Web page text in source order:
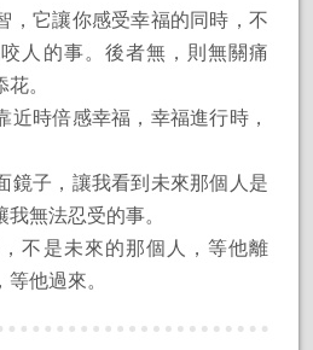
，它讓你感受幸福的同時，不
人的事。後者無，則無關痛
。
近時倍感幸福，幸福進行時，
鏡子，讓我看到未來那個人是
無法忍受的事。
不是未來的那個人，等他離
他過來。